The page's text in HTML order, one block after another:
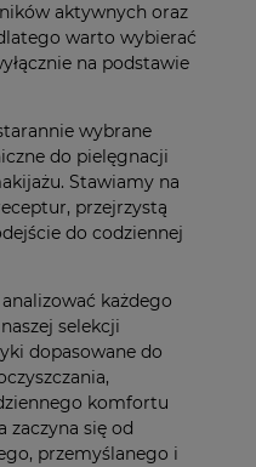
aktywnych oraz
warto wybierać
na podstawie
wybrane
do pielęgnacji
Stawiamy na
przejrzystą
do codziennej
każdego
selekcji
dopasowane do
komfortu
zaczyna się od
przemyślanego i